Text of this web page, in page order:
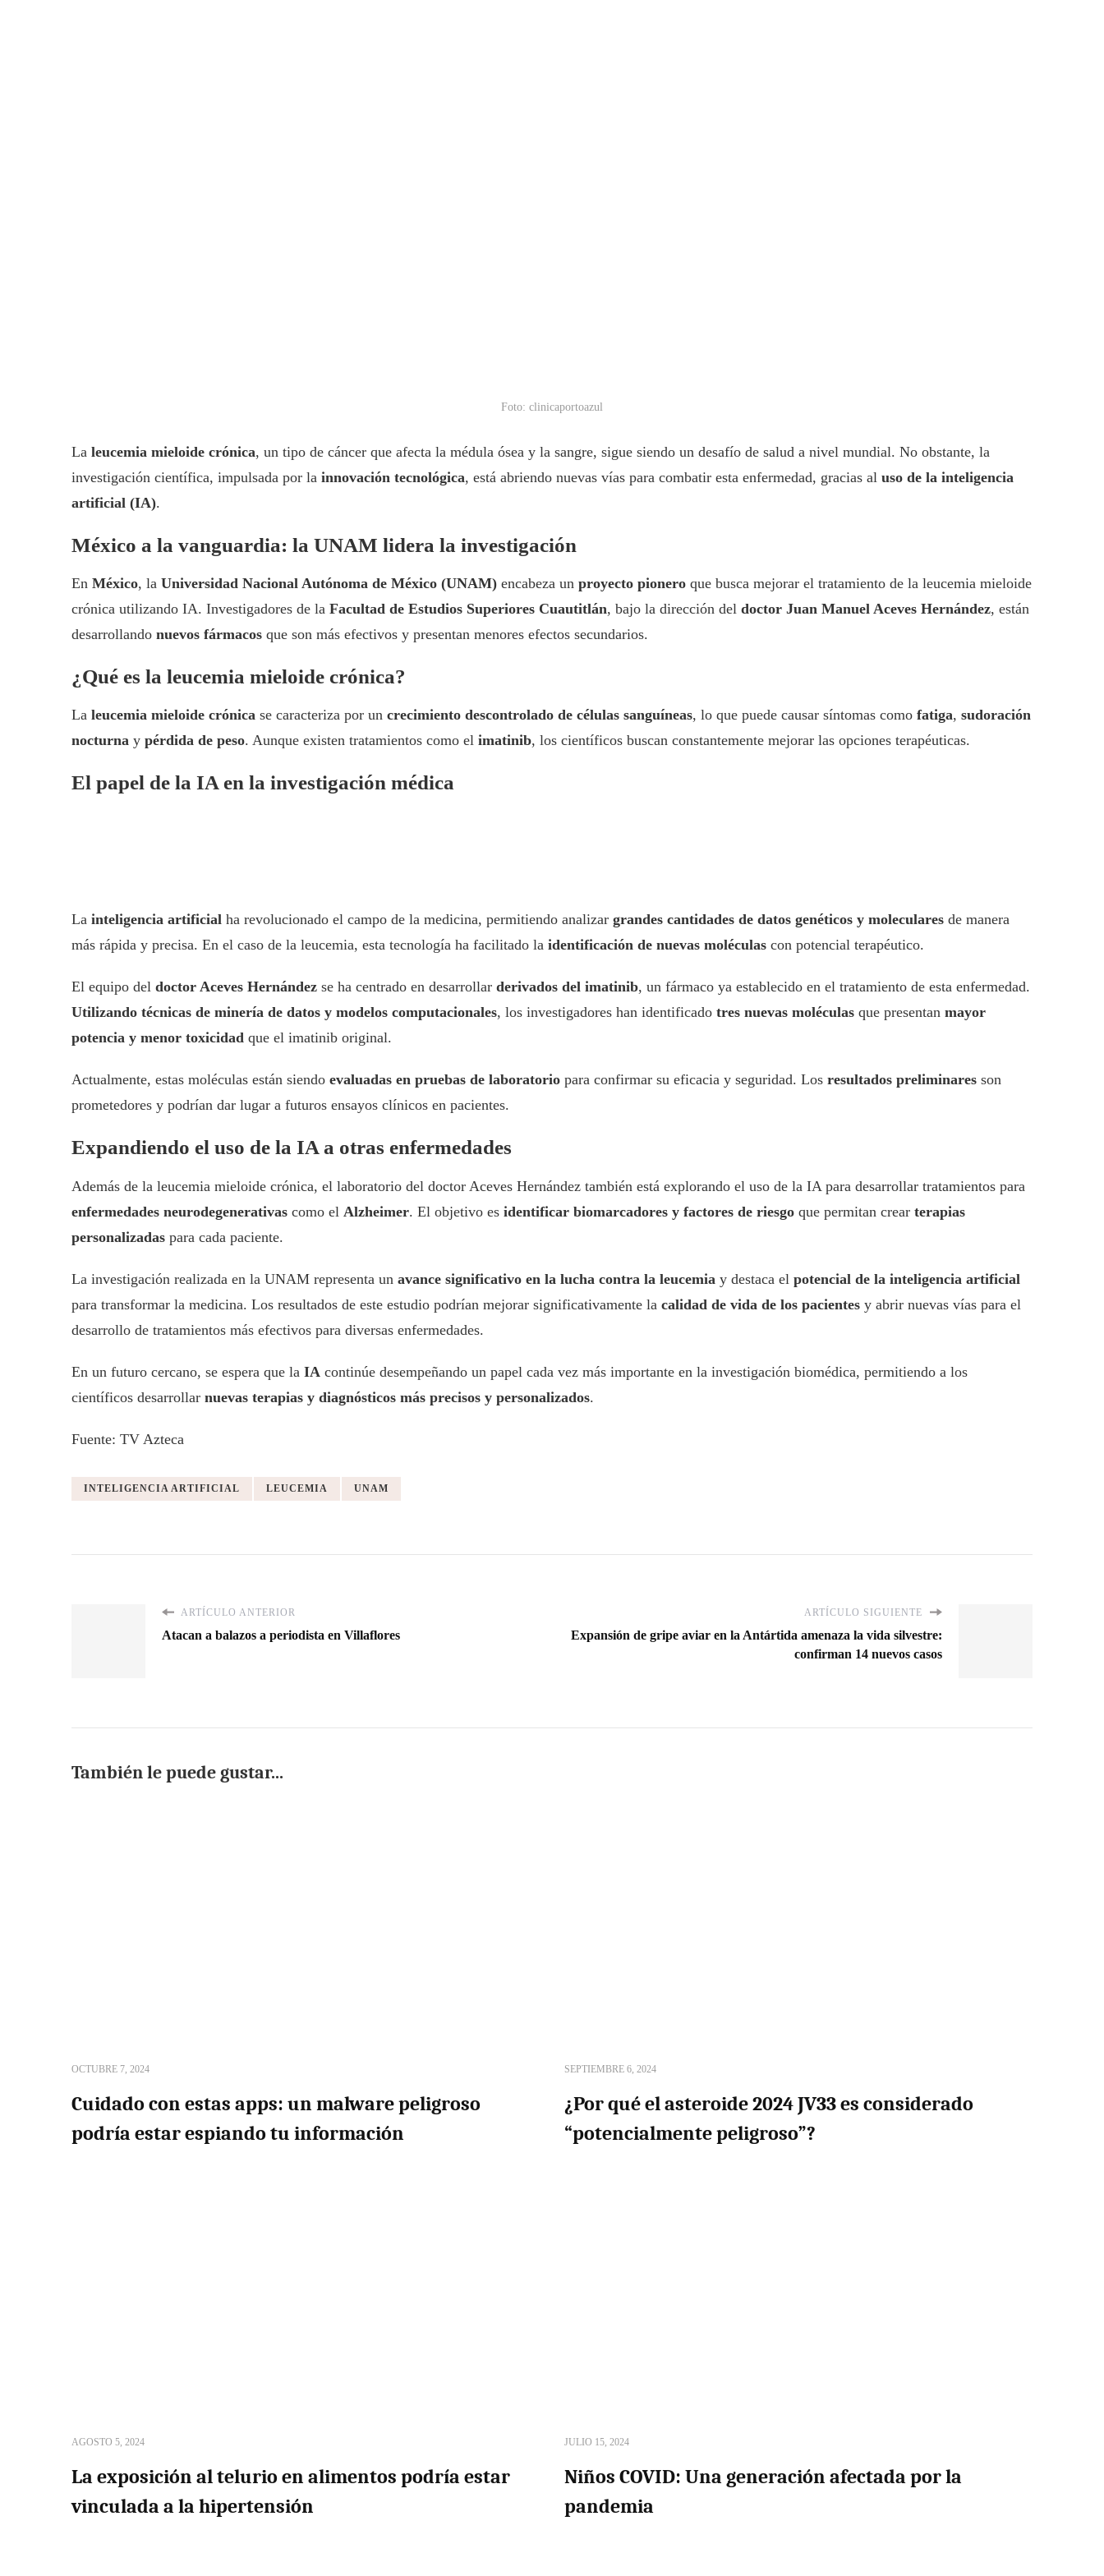
Foto: clinicaportoazul
La leucemia mieloide crónica, un tipo de cáncer que afecta la médula ósea y la sangre, sigue siendo un desafío de salud a nivel mundial. No obstante, la
investigación científica, impulsada por la innovación tecnológica, está abriendo nuevas vías para combatir esta enfermedad, gracias al uso de la inteligencia
artificial (IA).
México a la vanguardia: la UNAM lidera la investigación
En México, la Universidad Nacional Autónoma de México (UNAM) encabeza un proyecto pionero que busca mejorar el tratamiento de la leucemia mieloide
crónica utilizando IA. Investigadores de la Facultad de Estudios Superiores Cuautitlán, bajo la dirección del doctor Juan Manuel Aceves Hernández, están
desarrollando nuevos fármacos que son más efectivos y presentan menores efectos secundarios.
¿Qué es la leucemia mieloide crónica?
La leucemia mieloide crónica se caracteriza por un crecimiento descontrolado de células sanguíneas, lo que puede causar síntomas como fatiga, sudoración
nocturna y pérdida de peso. Aunque existen tratamientos como el imatinib, los científicos buscan constantemente mejorar las opciones terapéuticas.
El papel de la IA en la investigación médica
La inteligencia artificial ha revolucionado el campo de la medicina, permitiendo analizar grandes cantidades de datos genéticos y moleculares de manera
más rápida y precisa. En el caso de la leucemia, esta tecnología ha facilitado la identificación de nuevas moléculas con potencial terapéutico.
El equipo del doctor Aceves Hernández se ha centrado en desarrollar derivados del imatinib, un fármaco ya establecido en el tratamiento de esta enfermedad.
Utilizando técnicas de minería de datos y modelos computacionales, los investigadores han identificado tres nuevas moléculas que presentan mayor
potencia y menor toxicidad que el imatinib original.
Actualmente, estas moléculas están siendo evaluadas en pruebas de laboratorio para confirmar su eficacia y seguridad. Los resultados preliminares son
prometedores y podrían dar lugar a futuros ensayos clínicos en pacientes.
Expandiendo el uso de la IA a otras enfermedades
Además de la leucemia mieloide crónica, el laboratorio del doctor Aceves Hernández también está explorando el uso de la IA para desarrollar tratamientos para
enfermedades neurodegenerativas como el Alzheimer. El objetivo es identificar biomarcadores y factores de riesgo que permitan crear terapias
personalizadas para cada paciente.
La investigación realizada en la UNAM representa un avance significativo en la lucha contra la leucemia y destaca el potencial de la inteligencia artificial
para transformar la medicina. Los resultados de este estudio podrían mejorar significativamente la calidad de vida de los pacientes y abrir nuevas vías para el
desarrollo de tratamientos más efectivos para diversas enfermedades.
En un futuro cercano, se espera que la IA continúe desempeñando un papel cada vez más importante en la investigación biomédica, permitiendo a los
científicos desarrollar nuevas terapias y diagnósticos más precisos y personalizados.
Fuente: TV Azteca
INTELIGENCIA ARTIFICIAL LEUCEMIA UNAM
ARTÍCULO ANTERIOR
Atacan a balazos a periodista en Villaflores
ARTÍCULO SIGUIENTE
Expansión de gripe aviar en la Antártida amenaza la vida silvestre:
confirman 14 nuevos casos
También le puede gustar...
OCTUBRE 7, 2024
Cuidado con estas apps: un malware peligroso
podría estar espiando tu información
SEPTIEMBRE 6, 2024
¿Por qué el asteroide 2024 JV33 es considerado
“potencialmente peligroso”?
AGOSTO 5, 2024
La exposición al telurio en alimentos podría estar
vinculada a la hipertensión
JULIO 15, 2024
Niños COVID: Una generación afectada por la
pandemia